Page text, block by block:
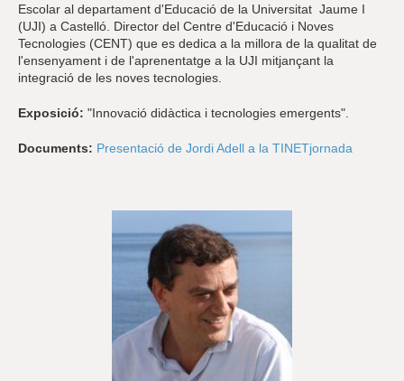
Escolar al departament d'Educació de la Universitat Jaume I
(UJI) a Castelló. Director del Centre d'Educació i Noves
Tecnologies (CENT) que es dedica a la millora de la qualitat de
l'ensenyament i de l'aprenentatge a la UJI mitjançant la
integració de les noves tecnologies.
Exposició: "Innovació didàctica i tecnologies emergents".
Documents: Presentació de Jordi Adell a la TINETjornada